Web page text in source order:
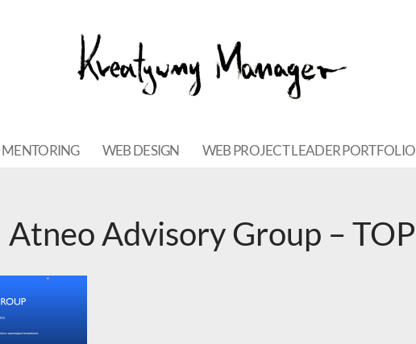
WEB DESIGN WEB PROJECT LEADER PORTFOLIO
Atneo Advisory Group – TOP